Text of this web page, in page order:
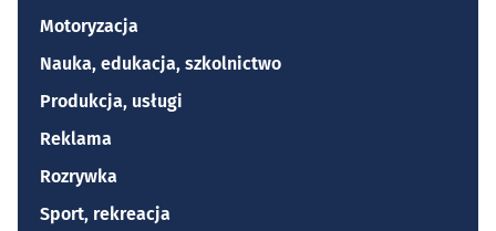
Motoryzacja
Nauka, edukacja, szkolnictwo
Produkcja, usługi
Reklama
Rozrywka
Sport, rekreacja